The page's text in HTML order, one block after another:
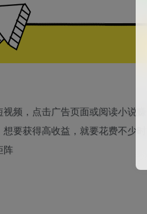
频，点击广告页面或阅读小说
要获得高收益，就要花费不少
阵